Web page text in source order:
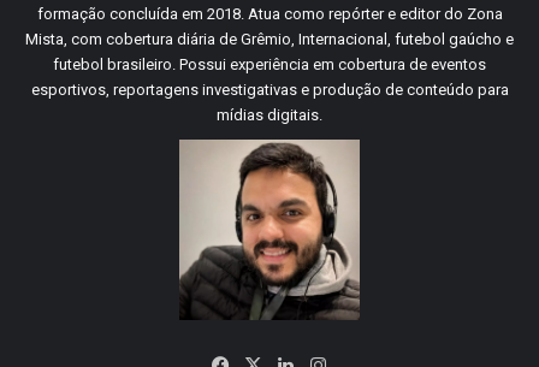
formação concluída em 2018. Atua como repórter e editor do Zona
Mista, com cobertura diária de Grêmio, Internacional, futebol gaúcho e
futebol brasileiro. Possui experiência em cobertura de eventos
esportivos, reportagens investigativas e produção de conteúdo para
mídias digitais.